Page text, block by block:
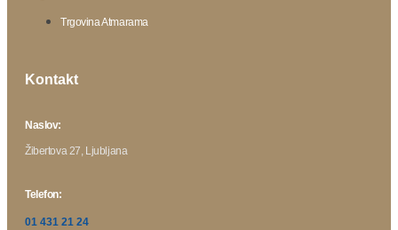
Trgovina Atmarama
Kontakt
Naslov:
Žibertova 27, Ljubljana
Telefon:
01 431 21 24